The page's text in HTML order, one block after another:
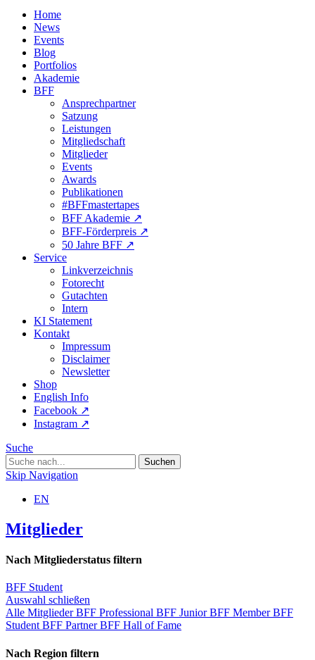
Home
News
Events
Blog
Portfolios
Akademie
BFF
Ansprechpartner
Satzung
Leistungen
Mitgliedschaft
Mitglieder
Events
Awards
Publikationen
#BFFmastertapes
BFF Akademie ↗︎
BFF-Förderpreis ↗︎
50 Jahre BFF ↗︎
Service
Linkverzeichnis
Fotorecht
Gutachten
Intern
KI Statement
Kontakt
Impressum
Disclaimer
Newsletter
Shop
English Info
Facebook ↗︎
Instagram ↗︎
Suche
Skip Navigation
EN
Mitglieder
Nach Mitgliederstatus filtern
BFF Student
Auswahl schließen
Alle MitgliederBFF Professional BFF JuniorBFF MemberBFF
Student BFF PartnerBFF Hall of Fame
Nach Region filtern